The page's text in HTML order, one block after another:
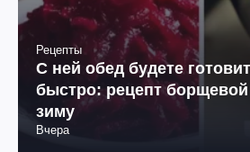
Рецепты
С ней обед будете
быстро: рецепт борщевой
зиму
Вчера